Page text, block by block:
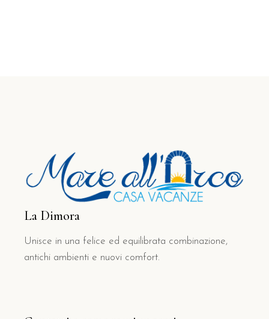
La Dimora
Unisce in una felice ed equilibrata combinazione,
antichi ambienti e nuovi comfort.